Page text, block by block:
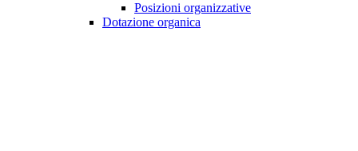
Posizioni organizzative
Dotazione organica